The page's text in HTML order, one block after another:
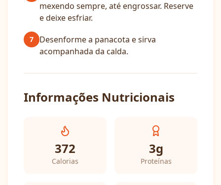
mexendo sempre, até engrossar. Reserve
e deixe esfriar.
7
Desenforme a panacota e sirva
acompanhada da calda.
Informações Nutricionais
372
Calorias
3g
Proteínas